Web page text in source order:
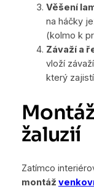
Věšení
na háčky
(kolmo k
Závaží a
vloží
který
žaluzií
Zatímco
montáž